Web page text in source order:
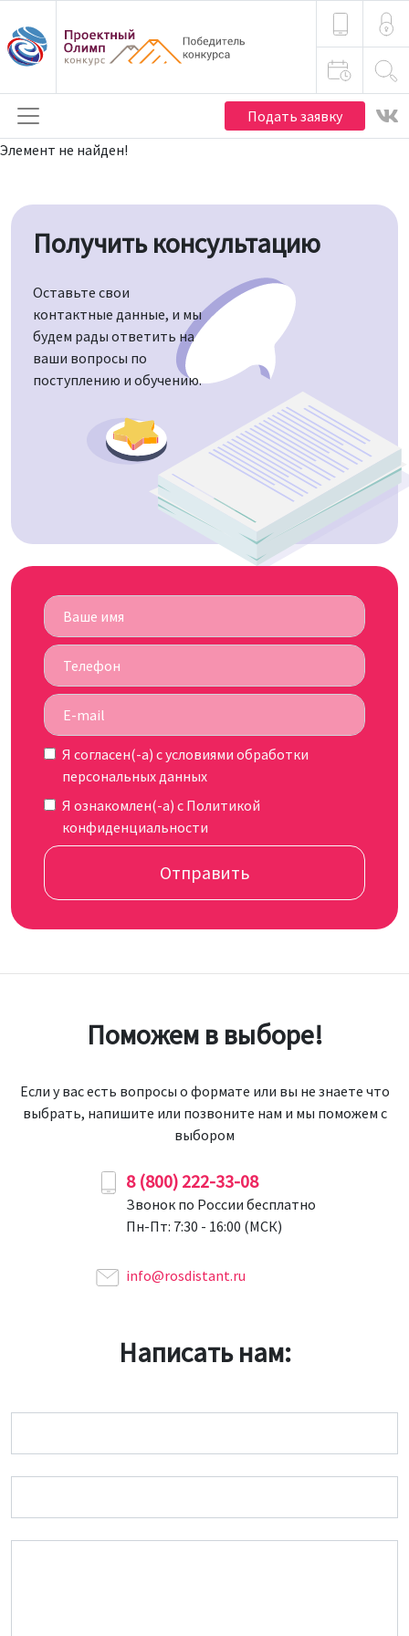
Подать заявку
Элемент не найден!
Получить консультацию
Оставьте свои
контактные данные, и мы
будем рады ответить на
ваши вопросы по
поступлению и обучению.
Я согласен(-а) cусловиями обработки
персональных данных
Я ознакомлен(-а) с Политикой
конфиденциальности
Отправить
Поможем в выборе!
Если у вас есть вопросы о формате или вы не знаете что
выбрать, напишите или позвоните нам и мы поможем с
выбором
8 (800) 222-33-08
Звонок по России бесплатно
Пн-Пт: 7:30 - 16:00 (МСК)
info@rosdistant.ru
Написать нам: